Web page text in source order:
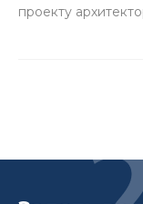
проекту